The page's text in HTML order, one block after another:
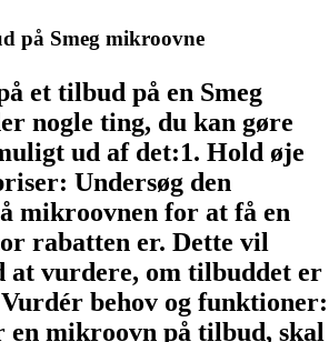
på Smeg mikroovne
et tilbud på en Smeg
nogle ting, du kan gøre
ud af det:1. Hold øje
Undersøg den
mikroovnen for at få en
rabatten er. Dette vil
at vurdere, om tilbuddet er
behov og funktioner:
en mikroovn på tilbud, skal